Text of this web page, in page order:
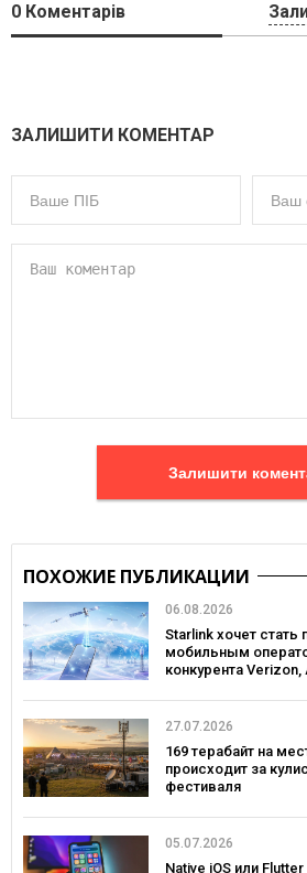
0 Коментарів
ЗАЛИШИТИ КОМЕНТАР
Залишити
ПОХОЖИЕ ПУБЛИКАЦИИ
06.08.2026
Starlink хочет
мобильным
конкурента Verizon,
27.07.2026
169 терабайт на
происходит за
фестиваля
05.07.2026
Native iOS или